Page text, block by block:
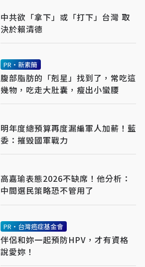
中共欲「拿下」或「打下」台灣 取
決於賴清德
PR・新素簡
腹部脂肪的「剋星」找到了，常吃這
幾物，吃走大肚囊，瘦出小蠻腰
明年度總預算再度漏編軍人加薪！藍
委：摧毀國軍戰力
高嘉瑜表態2026不缺席！他分析：
中間選民策略恐不管用了
PR・台灣癌症基金會
伴侶和妳一起預防HPV，才有資格
說愛妳！